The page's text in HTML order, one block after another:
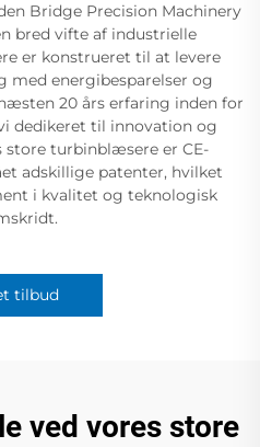
Bridge Precision Machinery
bred vifte af industrielle
er konstrueret til at levere
med energibesparelser og
20 års erfaring inden for
dedikeret til innovation og
store turbinblæsere er CE-
adskillige patenter, hvilket
i kvalitet og teknologisk
tilbud
ved vores store